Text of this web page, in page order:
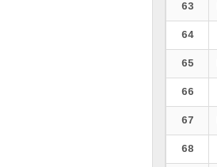
63
64
65
66
67
68